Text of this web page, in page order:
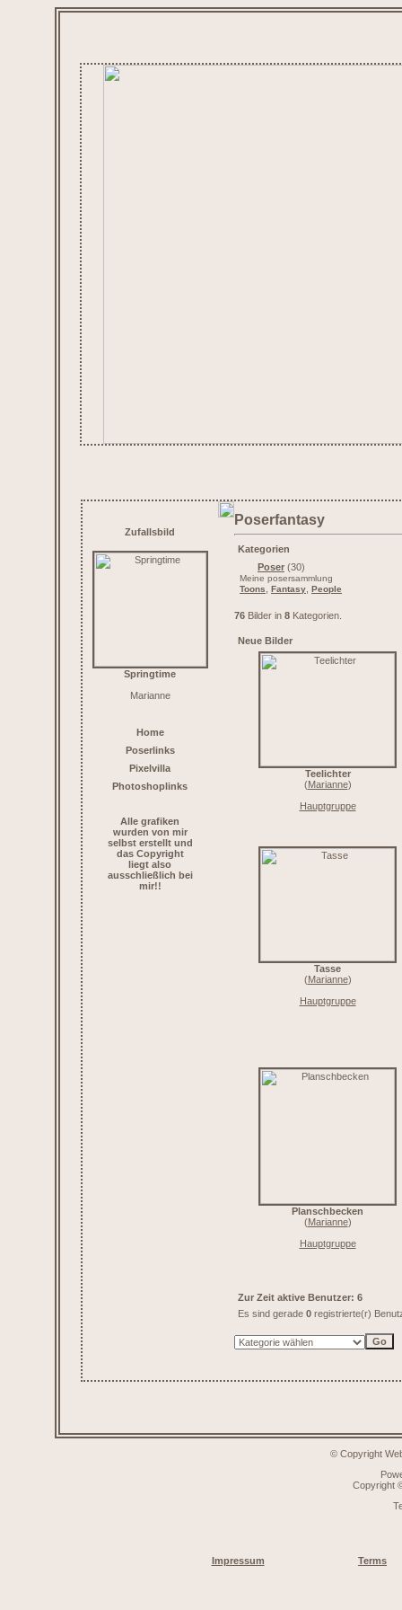
Zufallsbild
Springtime
Marianne
Home
Poserlinks
Pixelvilla
Photoshoplinks
Alle grafiken
wurden von mir
selbst erstellt und
das Copyright
liegt also
ausschließlich bei
mir!!
Poserfantasy
Kategorien
Poser (30)
Meine posersammlung
Toons
Fantasy People
76 Bilder in 8 Kategorien.
Neue Bilder
Teelichter
(Marianne)
Hauptgruppe
Tasse
(Marianne)
Hauptgruppe
Planschbecken
(Marianne)
Hauptgruppe
Zur Zeit aktive Benutzer: 6
Es sind gerade 0 registrierte(r)
© Copyright
Copyright
Impressum Terms